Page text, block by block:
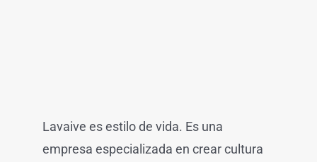
Lavaive es estilo de vida. Es una
empresa especializada en crear cultura